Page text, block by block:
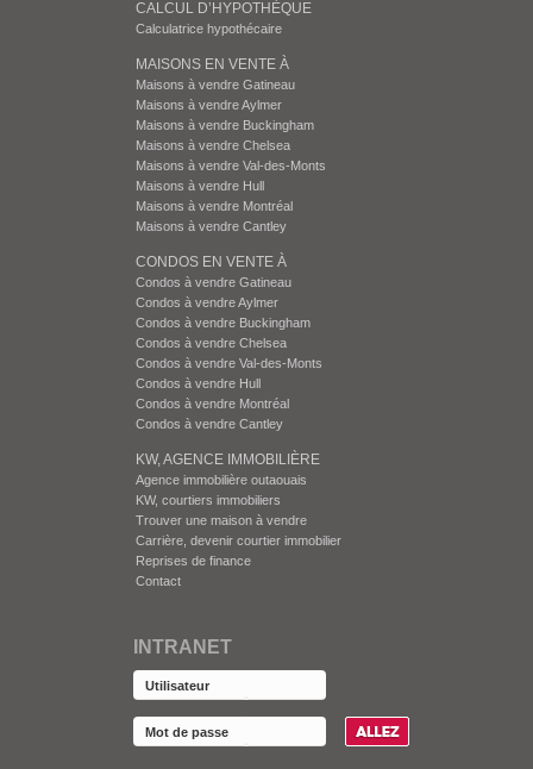
CALCUL D’HYPOTHÈQUE
Calculatrice hypothécaire
MAISONS EN VENTE À
Maisons à vendre Gatineau
Maisons à vendre Aylmer
Maisons à vendre Buckingham
Maisons à vendre Chelsea
Maisons à vendre Val-des-Monts
Maisons à vendre Hull
Maisons à vendre Montréal
Maisons à vendre Cantley
CONDOS EN VENTE À
Condos à vendre Gatineau
Condos à vendre Aylmer
Condos à vendre Buckingham
Condos à vendre Chelsea
Condos à vendre Val-des-Monts
Condos à vendre Hull
Condos à vendre Montréal
Condos à vendre Cantley
KW, AGENCE IMMOBILIÈRE
Agence immobilière outaouais
KW, courtiers immobiliers
Trouver une maison à vendre
Carrière, devenir courtier immobilier
Reprises de finance
Contact
INTRANET